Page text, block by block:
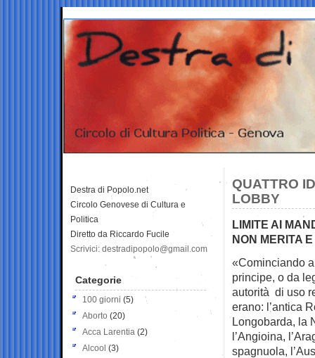
QUATTRO
LOBBY
LIMITE AI
NON MERITA
«Cominciando
principe, o da
autorità di uso
erano: l’antica
Longobarda, la
l’Angioina,
spagnuola,
Destra di Popolo.net
Circolo Genovese di Cultura e
Politica
Diretto da Riccardo Fucile
Scrivici: destradipopolo@gmail.com
Categorie
100 giorni (5)
Aborto (20)
Acca Larentia (2)
Alcool (3)